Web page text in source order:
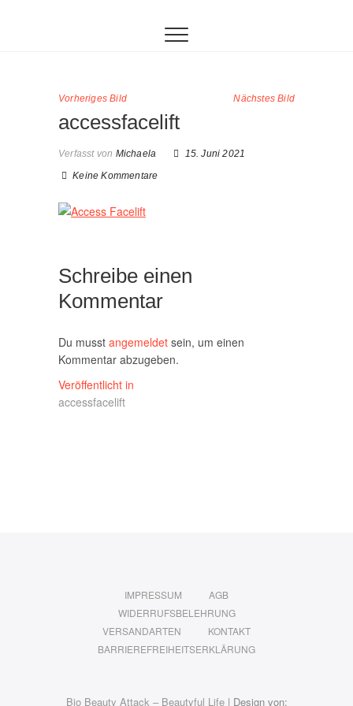
Vorheriges Bild Nächstes Bild
accessfacelift
Verfasst von Michaela
15. Juni 2021
Keine Kommentare
Schreibe einen
Kommentar
Du musst angemeldet sein, um einen
Kommentar abzugeben.
Beitragsnavigation
Veröffentlicht in
accessfacelift
IMPRESSUM
AGB
WIDERRUFSBELEHRUNG
VERSANDARTEN
KONTAKT
BARRIEREFREIHEITSERKLÄRUNG
Bio Beauty Attack – Beautyful Life| Design von: